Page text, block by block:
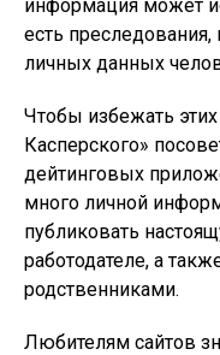
информация может
есть преследования,
личных данных
Чтобы избежать
Касперского»
дейтинговых
много личной
публиковать
работодателе, а
родственниками.
Любителям сайтов